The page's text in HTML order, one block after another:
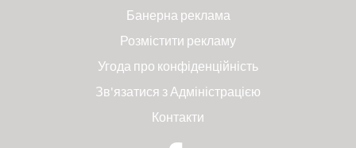
Банерна реклама
Розмістити рекламу
Угода про конфіденційність
Зв'язатися з Адміністрацією
Контакти